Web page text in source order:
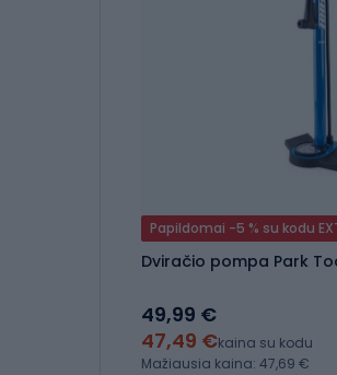
Papildomai -5 % su kodu
Dviračio pompa Park
49,99 €
47,49 €kaina su kodu
Mažiausia kaina: 47,69 €